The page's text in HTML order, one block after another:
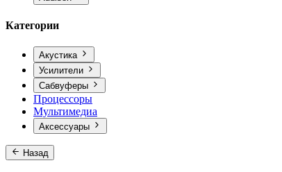
Категории
Акустика
Усилители
Сабвуферы
Процессоры
Мультимедиа
Аксессуары
Назад